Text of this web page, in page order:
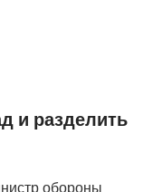
и разделить
обороны